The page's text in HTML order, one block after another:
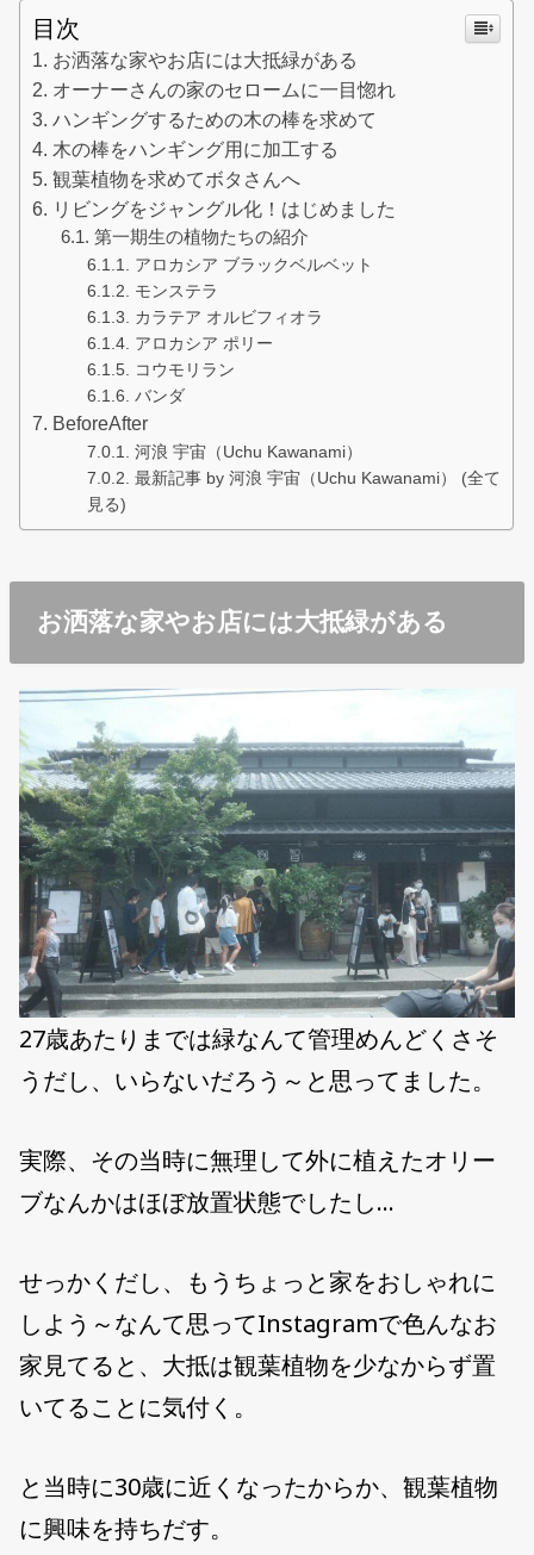
目次
お洒落な家やお店には大抵緑がある
オーナーさんの家のセロームに一目惚れ
ハンギングするための木の棒を求めて
木の棒をハンギング用に加工する
観葉植物を求めてボタさんへ
リビングをジャングル化！はじめました
第一期生の植物たちの紹介
アロカシア ブラックベルベット
モンステラ
カラテア オルビフィオラ
アロカシア ポリー
コウモリラン
バンダ
BeforeAfter
河浪 宇宙（Uchu Kawanami）
最新記事 by 河浪 宇宙（Uchu Kawanami） (全て
見る)
お洒落な家やお店には大抵緑がある
27歳あたりまでは緑なんて管理めんどくさそ
うだし、いらないだろう～と思ってました。
実際、その当時に無理して外に植えたオリー
ブなんかはほぼ放置状態でしたし…
せっかくだし、もうちょっと家をおしゃれに
しよう～なんて思ってInstagramで色んなお
家見てると、大抵は観葉植物を少なからず置
いてることに気付く。
と当時に30歳に近くなったからか、観葉植物
に興味を持ちだす。